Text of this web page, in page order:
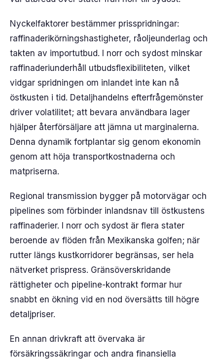
Nyckelfaktorer bestämmer prisspridningar:
raffinaderikörningshastigheter, råoljeunderlag och
takten av importutbud. I norr och sydost minskar
raffinaderiunderhåll utbudsflexibiliteten, vilket
vidgar spridningen om inlandet inte kan nå
östkusten i tid. Detaljhandelns efterfrågemönster
driver volatilitet; att bevara användbara lager
hjälper återförsäljare att jämna ut marginalerna.
Denna dynamik fortplantar sig genom ekonomin
genom att höja transportkostnaderna och
matpriserna.
Regional transmission bygger på motorvägar och
pipelines som förbinder inlandsnav till östkustens
raffinaderier. I norr och sydost är flera stater
beroende av flöden från Mexikanska golfen; när
rutter längs kustkorridorer begränsas, ser hela
nätverket prispress. Gränsöverskridande
rättigheter och pipeline-kontrakt formar hur
snabbt en ökning vid en nod översätts till högre
detaljpriser.
En annan drivkraft att övervaka är
försäkringssäkringar och andra finansiella